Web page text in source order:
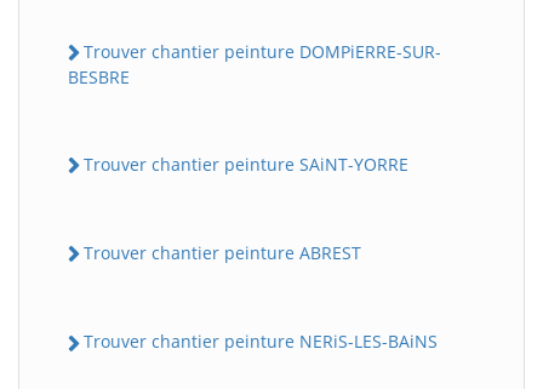
Trouver chantier peinture DOMPiERRE-SUR-
BESBRE
Trouver chantier peinture SAiNT-YORRE
Trouver chantier peinture ABREST
Trouver chantier peinture NERiS-LES-BAiNS